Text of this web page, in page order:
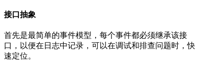
接口抽象
首先是最简单的事件模型，每个事件都必须继承该接
口，以便在日志中记录，可以在调试和排查问题时，快
速定位。